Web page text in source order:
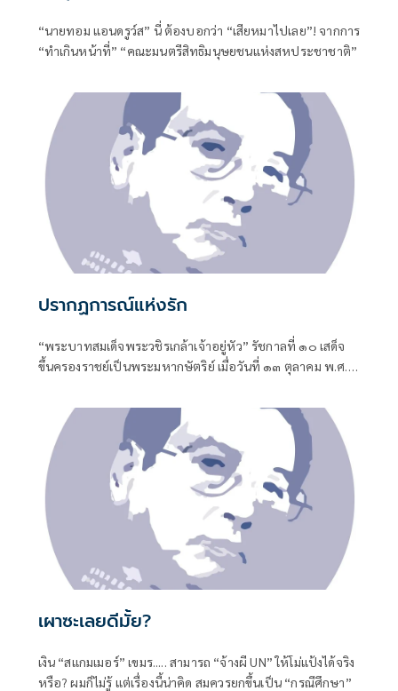
“นายทอม แอนดรูว์ส” นี่ ต้องบอกว่า “เสียหมาไปเลย”! จากการ
“ทำเกินหน้าที่” “คณะมนตรีสิทธิมนุษยชนแห่งสหประชาชาติ”
ปรากฏการณ์แห่งรัก
“พระบาทสมเด็จพระวชิรเกล้าเจ้าอยู่หัว” รัชกาลที่ ๑๐ เสด็จ
ขึ้นครองราชย์เป็นพระมหากษัตริย์ เมื่อวันที่ ๑๓ ตุลาคม พ.ศ.
เผาซะเลยดีมั้ย?
เงิน “สแกมเมอร์” เขมร..... สามารถ “จ้างผี UN” ให้โม่แป้งได้จริง
หรือ? ผมก็ไม่รู้ แต่เรื่องนี้น่าคิด สมควรยกขึ้นเป็น “กรณีศึกษา”